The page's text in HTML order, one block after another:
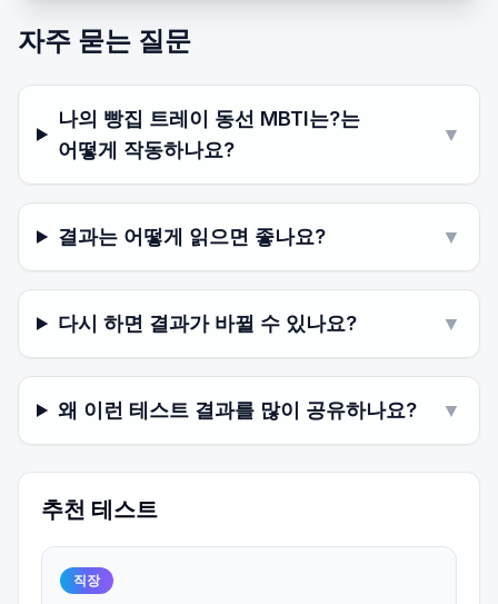
자주 묻는 질문
나의 빵집 트레이 동선 MBTI는?는
어떻게 작동하나요?
▼
결과는 어떻게 읽으면 좋나요? ▼
다시 하면 결과가 바뀔 수 있나요? ▼
왜 이런 테스트 결과를 많이 공유하나요? ▼
추천 테스트
직장